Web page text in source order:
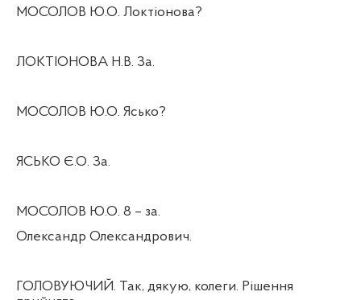
МОСОЛОВ Ю.О. Локтіонова?
ЛОКТІОНОВА Н.В. За.
МОСОЛОВ Ю.О. Ясько?
ЯСЬКО Є.О. За.
МОСОЛОВ Ю.О. 8 – за.
Олександр Олександрович.
ГОЛОВУЮЧИЙ. Так, дякую, колеги. Рішення